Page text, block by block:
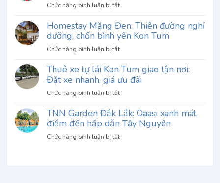
Gia
Lạt:
Khám
phá
vị
độc
quên
Chức năng bình luận bị tắtở
phá
Vườn
Uyển
Đà
Lạt:
Giá
2026
&
Homestay Măng Đen: Thiên đường nghỉ
dưỡng, chốn bình yên Kon Tum
Chức năng bình luận bị tắtở
Măng
Đen:
đường
nghỉ
dưỡng,
chốn
bình
Thuê xe tự lái Kon Tum giao tận nơi:
Đặt xe nhanh, giá ưu đãi
Chức năng bình luận bị tắtở
xe
tự
Kon
TNN Garden Đắk Lắk: Oaasi xanh mát,
điểm đến hấp dẫn Tây Nguyên
Chức năng bình luận bị tắtở